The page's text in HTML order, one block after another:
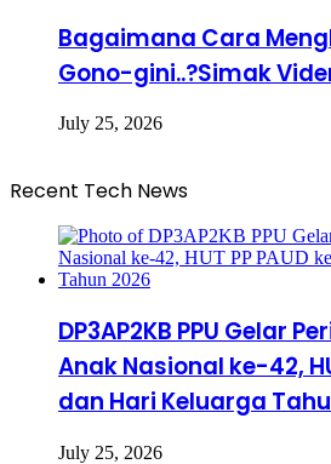
Bagaimana Cara
Gono-gini..?Simak
July 25, 2026
Recent Tech News
DP3AP2KB PPU Gelar
Anak Nasional ke-42,
dan Hari Keluarga
July 25, 2026